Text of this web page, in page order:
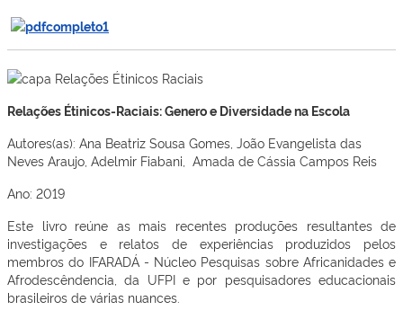
Relações Étinicos-Raciais: Genero e Diversidade na Escola
Autores(as): Ana Beatriz Sousa Gomes, João Evangelista das
Neves Araujo, Adelmir Fiabani, Amada de Cássia Campos Reis
Ano: 2019
Este livro reúne as mais recentes produções resultantes de
investigações e relatos de experiências produzidos pelos
membros do IFARADÁ - Núcleo Pesquisas sobre Africanidades e
Afrodescêndencia, da UFPI e por pesquisadores educacionais
brasileiros de várias nuances.